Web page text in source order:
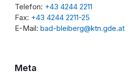
Telefon: +43 4244 2211
Fax: +43 4244 2211-25
E-Mail: bad-bleiberg@ktn.gde.at
Meta